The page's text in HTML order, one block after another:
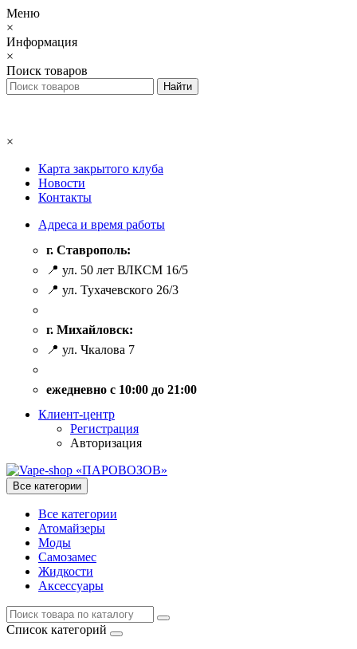
Меню
×
Информация
×
Поиск товаров
×
Карта закрытого клуба
Новости
Контакты
Адреса и время работы
г. Ставрополь:
📍 ул. 50 лет ВЛКСМ 16/5
📍 ул. Тухачевского 26/3
г. Михайловск:
📍 ул. Чкалова 7
ежедневно с 10:00 до 21:00
Клиент-центр
Регистрация
Авторизация
Все категории
Все категории
Атомайзеры
Моды
Самозамес
Жидкости
Аксессуары
Список категорий